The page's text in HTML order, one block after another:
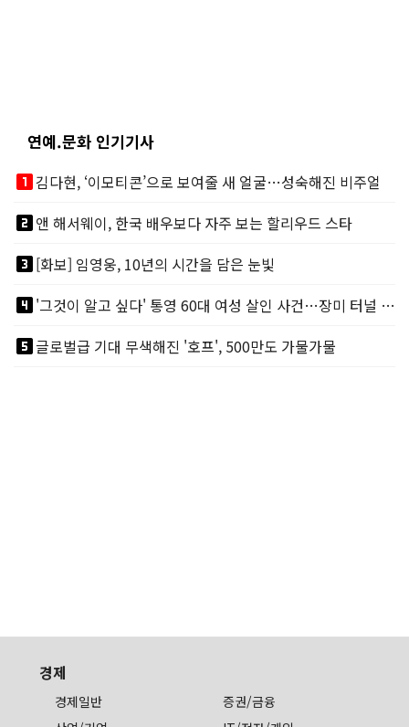
연예.문화 인기기사
looks_one김다현, ‘이모티콘’으로 보여줄 새 얼굴…성숙해진 비주얼
looks_two앤 해서웨이, 한국 배우보다 자주 보는 할리우드 스타
looks_3[화보] 임영웅, 10년의 시간을 담은 눈빛
looks_4
'그것이 알고 싶다' 통영 60대 여성 살인 사건…장미 터널 아래 킬러, 누구냐 넌?
looks_5글로벌급 기대 무색해진 '호프', 500만도 가물가물
경제
경제일반
증권/금융